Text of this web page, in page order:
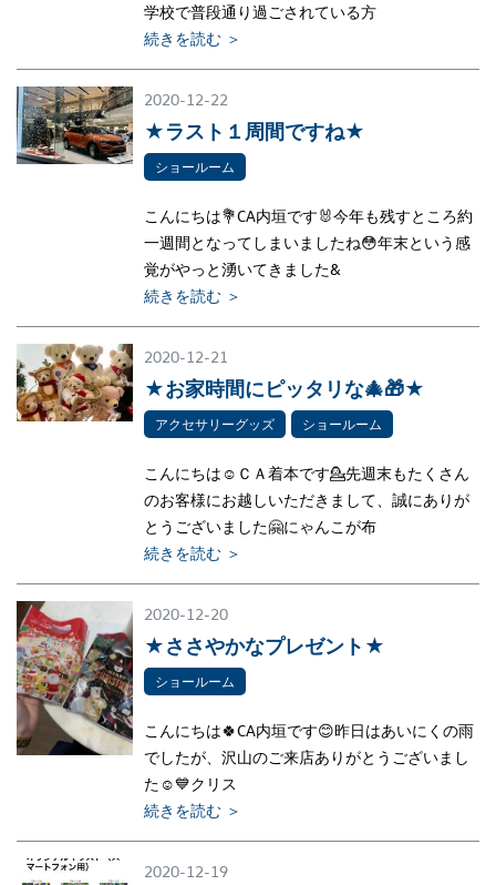
学校で普段通り過ごされている方
続きを読む ＞
2020-12-22
★ラスト１周間ですね★
ショールーム
こんにちは💐CA内垣です🐰今年も残すところ約
一週間となってしまいましたね😳年末という感
覚がやっと湧いてきました&
続きを読む ＞
2020-12-21
★お家時間にピッタリな🎄🎁★
アクセサリーグッズ ショールーム
こんにちは☺ＣＡ着本です💁先週末もたくさん
のお客様にお越しいただきまして、誠にありが
とうございました🤗にゃんこが布
続きを読む ＞
2020-12-20
★ささやかなプレゼント★
ショールーム
こんにちは🍀CA内垣です😊昨日はあいにくの雨
でしたが、沢山のご来店ありがとうございまし
た☺💙クリス
続きを読む ＞
2020-12-19